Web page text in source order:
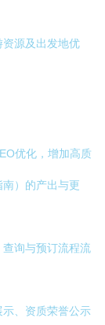
源及出发地优
优化，增加高质
）的产出与更
询与预订流程流
、资质荣誉公示